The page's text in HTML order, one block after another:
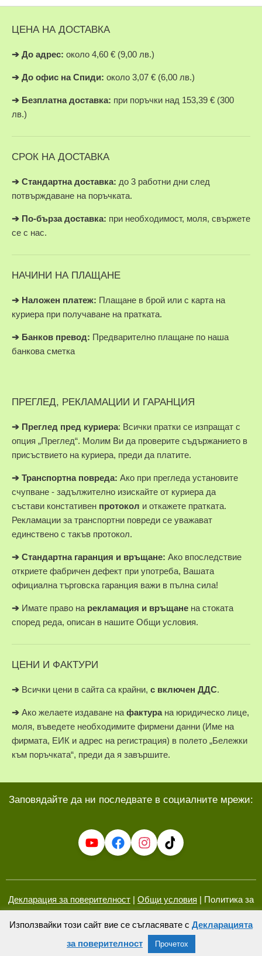
ЦЕНА НА ДОСТАВКА
➔ До адрес: около 4,60 € (9,00 лв.)
➔ До офис на Спиди: около 3,07 € (6,00 лв.)
➔ Безплатна доставка: при поръчки над 153,39 € (300
лв.)
СРОК НА ДОСТАВКА
➔ Стандартна доставка: до 3 работни дни след
потвърждаване на поръчката.
➔ По-бърза доставка: при необходимост, моля, свържете
се с нас.
НАЧИНИ НА ПЛАЩАНЕ
➔ Наложен платеж: Плащане в брой или с карта на
куриера при получаване на пратката.
➔ Банков превод: Предварително плащане по наша
банкова сметка
ПРЕГЛЕД, РЕКЛАМАЦИИ И ГАРАНЦИЯ
➔ Преглед пред куриера: Всички пратки се изпращат с
опция „Преглед“. Молим Ви да проверите съдържанието в
присъствието на куриера, преди да платите.
➔ Транспортна повреда: Ако при прегледа установите
счупване - задължително изискайте от куриера да
състави констативен протокол и откажете пратката.
Рекламации за транспортни повреди се уважават
единствено с такъв протокол.
➔ Стандартна гаранция и връщане: Ако впоследствие
откриете фабричен дефект при употреба, Вашата
официална търговска гаранция важи в пълна сила!
➔ Имате право на рекламация и връщане на стоката
според реда, описан в нашите Общи условия.
ЦЕНИ И ФАКТУРИ
➔ Всички цени в сайта са крайни, с включен ДДС.
➔ Ако желаете издаване на фактура на юридическо лице,
моля, въведете необходимите фирмени данни (Име на
фирмата, ЕИК и адрес на регистрация) в полето „Бележки
към поръчката“, преди да я завършите.
Заповядайте да ни последвате в социалните мрежи:
Декларация за поверителност | Общи условия | Политика за
бисквитки (ЕС)
© 2026 “Здрав живот”. Всички права запазени.
Използвайки този сайт вие се съгласявате с Декларацията
за поверителност
Прочетох